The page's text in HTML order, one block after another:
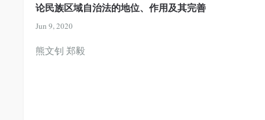
论民族区域自治法的地位、作用及其完善
Jun 9, 2020
熊文钊 郑毅